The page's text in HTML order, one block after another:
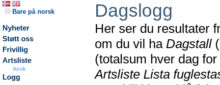
Bare på norsk
Nyheter
Støtt oss
Frivillig
Artsliste
Avvik
Logg
Dagslogg
Her ser du resultater
om du vil ha Dagstall
(totalsum hver dag
Artsliste Lista